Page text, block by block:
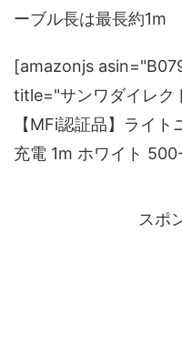
ーブル長は最長約1m
[amazonjs
title="サンワダイレク
【MFi認証品】ライ
充電 1m ホワイト
スポ